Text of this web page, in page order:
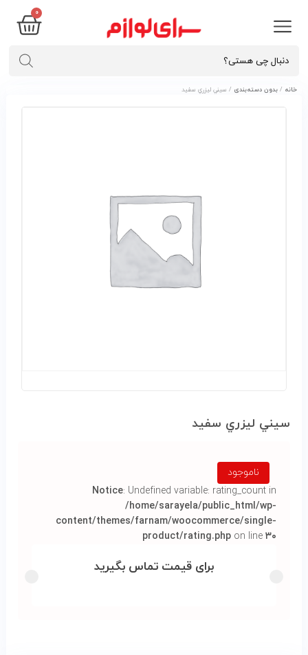
0
خانه / بدون دسته‌بندی / سيني ليزري سفيد
سيني ليزري سفيد
ناموجود
Notice: Undefined variable: rating_count in
/home/sarayela/public_html/wp-
content/themes/farnam/woocommerce/single-
product/rating.php on line۳۰
برای قیمت تماس بگیرید